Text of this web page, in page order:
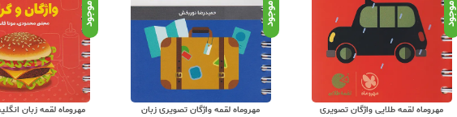
موجود
مهروماه لقمه طلایی واژگان تصویری
موجود
مهروماه لقمه واژگان تصویری زبان
موجود
مهروماه لقمه زبان انگلیسی